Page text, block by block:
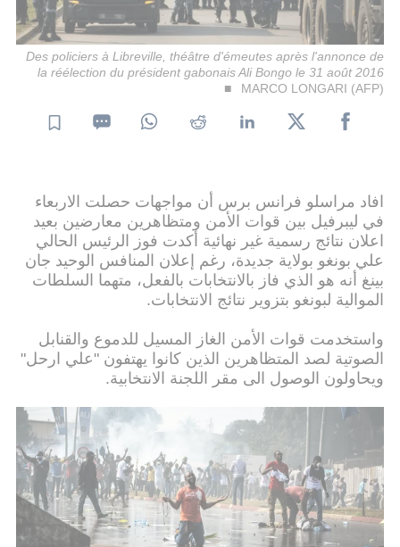
Des policiers à Libreville, théâtre d'émeutes après l'annonce de
la réélection du président gabonais Ali Bongo le 31 août 2016
MARCO LONGARI (AFP)
افاد مراسلو فرانس برس أن مواجهات حصلت الاربعاء
في ليبرفيل بين قوات الأمن ومتظاهرين معارضين بعيد
اعلان نتائج رسمية غير نهائية أكدت فوز الرئيس الحالي
علي بونغو بولاية جديدة، رغم إعلان المنافس الوحيد جان
بينغ أنه هو الذي فاز بالانتخابات بالفعل، متهما السلطات
الموالية لبونغو بتزوير نتائج الانتخابات.
واستخدمت قوات الأمن الغاز المسيل للدموع والقنابل
الصوتية لصد المتظاهرين الذين كانوا يهتفون "علي ارحل"
ويحاولون الوصول الى مقر اللجنة الانتخابية.